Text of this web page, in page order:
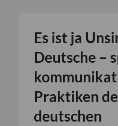
Es ist ja
Deutsche –
Praktiken
deutschen